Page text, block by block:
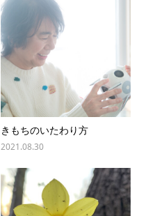
きもちのいたわり方
2021.08.30